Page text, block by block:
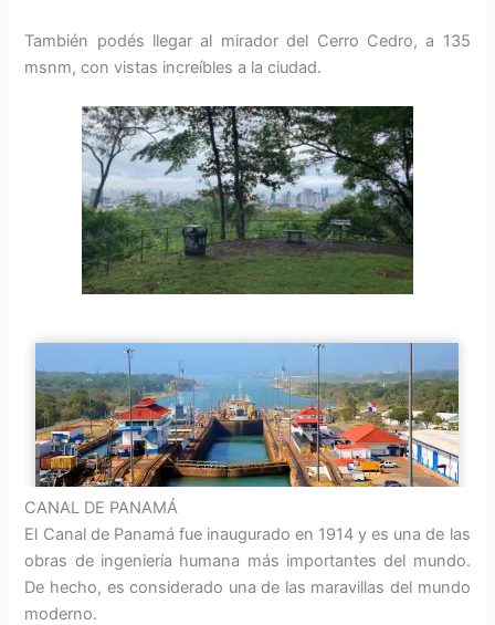
También podés llegar al mirador del Cerro Cedro, a 135
msnm, con vistas increíbles a la ciudad.
CANAL DE PANAMÁ
El Canal de Panamá fue inaugurado en 1914 y es una de las
obras de ingeniería humana más importantes del mundo.
De hecho, es considerado una de las maravillas del mundo
moderno.